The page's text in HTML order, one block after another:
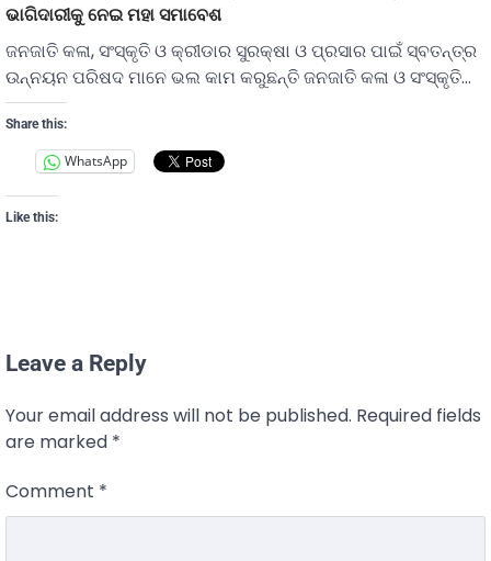
ଭାଗିଦାରୀକୁ ନେଇ ମହା ସମାବେଶ
ଜନଜାତି କଳା, ସଂସ୍କୃତି ଓ କ୍ରୀଡାର ସୁରକ୍ଷା ଓ ପ୍ରସାର ପାଇଁ ସ୍ବତନ୍ତ୍ର
ଉନ୍ନୟନ ପରିଷଦ ମାନେ ଭଲ କାମ କରୁଛନ୍ତି ଜନଜାତି କଳା ଓ ସଂସ୍କୃତି…
Share this:
WhatsApp
Like this:
Leave a Reply
Your email address will not be published. Required fields
are marked *
Comment *